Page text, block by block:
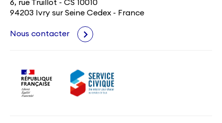
6, rue Truillot - CS 10010
94203 Ivry sur Seine Cedex - France
Nous contacter